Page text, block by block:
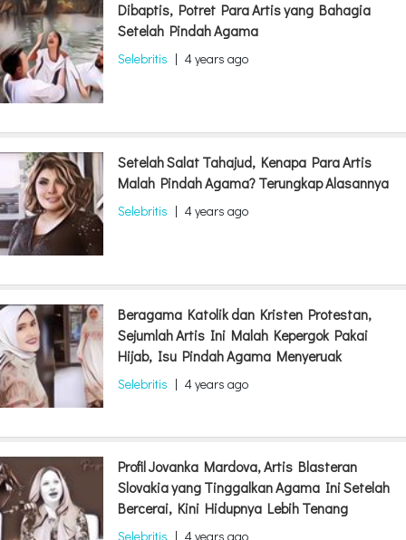
Dibaptis, Potret Para Artis yang Bahagia
Setelah Pindah Agama
Selebritis | 4 years ago
Setelah Salat Tahajud, Kenapa Para Artis
Malah Pindah Agama? Terungkap Alasannya
Selebritis | 4 years ago
Beragama Katolik dan Kristen Protestan,
Sejumlah Artis Ini Malah Kepergok Pakai
Hijab, Isu Pindah Agama Menyeruak
Selebritis | 4 years ago
Profil Jovanka Mardova, Artis Blasteran
Slovakia yang Tinggalkan Agama Ini Setelah
Bercerai, Kini Hidupnya Lebih Tenang
Selebritis | 4 years ago